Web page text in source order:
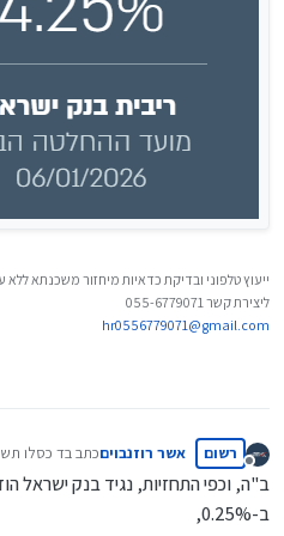
ייעוץ טלפוני ובדיקת כדאיות מיחזור משכנתא ללא
ליצירת קשר 055-6779071
hr0556779071@gmail.com
מנותק
רשום אשר רוזנבויםכתב בד כסלו תשפ״ו,
נערך לאחרונה
ב"ה, וכפי התחזיות, נגיד בנק ישראל
ב-0.25%,